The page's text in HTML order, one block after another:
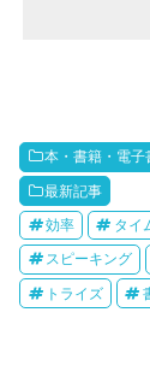
本・書籍・電子
最新記事
効率 タイ
スピーキング
トライズ